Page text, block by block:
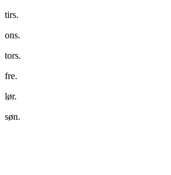
tirs.
ons.
tors.
fre.
lør.
søn.